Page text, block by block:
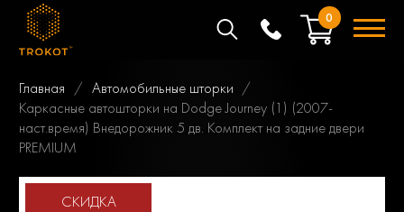
0
Главная
Автомобильные шторки
Каркасные автошторки на Dodge Journey (1) (2007-
наст.время) Внедорожник 5 дв. Комплект на задние двери
PREMIUM
СКИДКА